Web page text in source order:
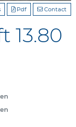
Contact
Pdf
13.80